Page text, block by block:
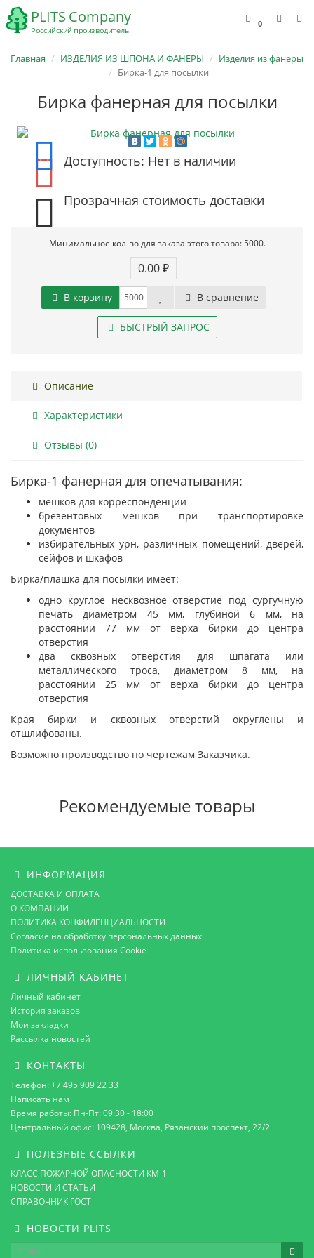
0
Главная ИЗДЕЛИЯ ИЗ ШПОНА И ФАНЕРЫ
Изделия из фанеры
Бирка-1 для посылки
Бирка фанерная для посылки
Доступность: Нет в наличии
Прозрачная стоимость доставки
Минимальное кол-во для заказа этого товара: 5000.
0.00 ₽
В корзину В сравнение
БЫСТРЫЙ ЗАПРОС
Описание
Характеристики
Отзывы (0)
Бирка-1 фанерная для опечатывания:
мешков для корреспонденции
брезентовых мешков при транспортировке
документов
избирательных урн, различных помещений, дверей,
сейфов и шкафов
Бирка/плашка для посылки имеет:
одно круглое несквозное отверстие под сургучную
печать диаметром 45 мм, глубиной 6 мм, на
расстоянии 77 мм от верха бирки до центра
отверстия
два сквозных отверстия для шпагата или
металлического троса, диаметром 8 мм, на
расстоянии 25 мм от верха бирки до центра
отверстия
Края бирки и сквозных отверстий округлены и
отшлифованы.
Возможно производство по чертежам Заказчика.
Рекомендуемые товары
ИНФОРМАЦИЯ
ДОСТАВКА И ОПЛАТА
О КОМПАНИИ
ПОЛИТИКА КОНФИДЕНЦИАЛЬНОСТИ
Согласие на обработку персональных данных
Политика использования Cookie
ЛИЧНЫЙ КАБИНЕТ
Личный кабинет
История заказов
Мои закладки
Рассылка новостей
КОНТАКТЫ
Телефон: +7 495 909 22 33
Написать нам
Время работы: Пн-Пт: 09:30 - 18:00
Центральный офис: 109428, Москва, Рязанский проспект, 22/2
ПОЛЕЗНЫЕ ССЫЛКИ
КЛАСС ПОЖАРНОЙ ОПАСНОСТИ КМ-1
НОВОСТИ И СТАТЬИ
СПРАВОЧНИК ГОСТ
НОВОСТИ PLITS